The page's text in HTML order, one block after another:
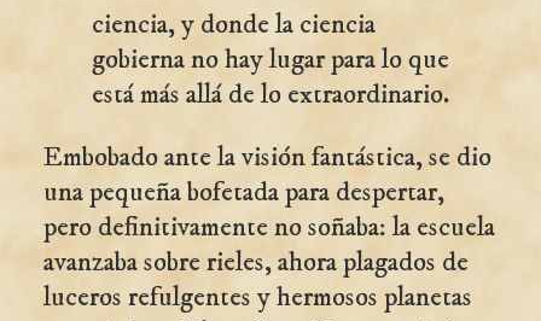
ciencia, y donde la ciencia
gobierna no hay lugar para lo que
está más allá de lo extraordinario.
Embobado ante la visión fantástica, se dio
una pequeña bofetada para despertar,
pero definitivamente no soñaba: la escuela
avanzaba sobre rieles, ahora plagados de
luceros refulgentes y hermosos planetas